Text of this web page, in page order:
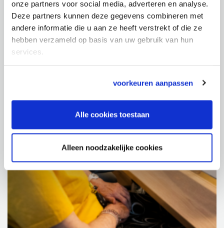
onze partners voor social media, adverteren en analyse.
Deze partners kunnen deze gegevens combineren met
andere informatie die u aan ze heeft verstrekt of die ze
hebben verzameld op basis van uw gebruik van hun
services.
voorkeuren aanpassen
Alle cookies toestaan
Alleen noodzakelijke cookies